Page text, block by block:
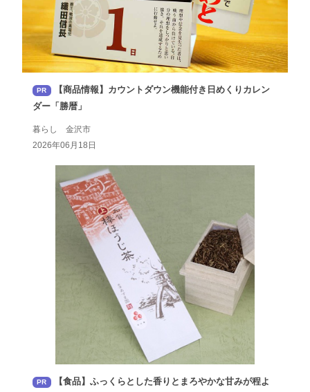
PR
【商品情報】カウントダウン機能付き日めくりカレン
ダー「勝暦」
暮らし 金沢市
2026年06月18日
PR
【食品】ふっくらとした香りとまろやかな甘みが程よ